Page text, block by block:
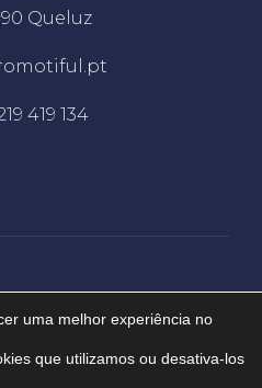
Queluz
419 134
Todos os direitos
porEDC
uma melhor experiência no
que utilizamos ou desativa-los